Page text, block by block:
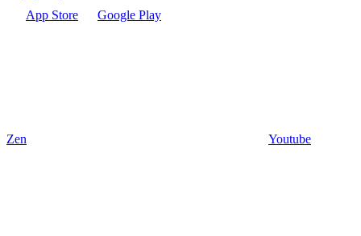
App Store
Google Play
Zen Youtube